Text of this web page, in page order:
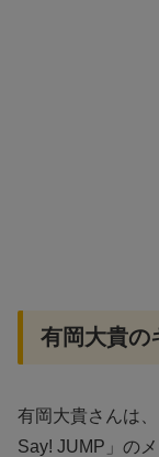
有岡大貴の
有岡大貴さんは
Say! JUMP」の